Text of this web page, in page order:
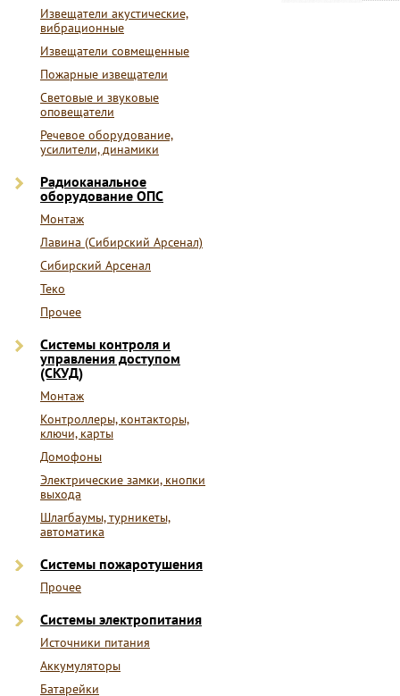
Извещатели акустические,
вибрационные
Извещатели совмещенные
Пожарные извещатели
Световые и звуковые
оповещатели
Речевое оборудование,
усилители, динамики
Радиоканальное
оборудование ОПС
Монтаж
Лавина (Сибирский Арсенал)
Сибирский Арсенал
Теко
Прочее
Системы контроля и
управления доступом
(СКУД)
Монтаж
Контроллеры, контакторы,
ключи, карты
Домофоны
Электрические замки, кнопки
выхода
Шлагбаумы, турникеты,
автоматика
Системы пожаротушения
Прочее
Системы электропитания
Источники питания
Аккумуляторы
Батарейки